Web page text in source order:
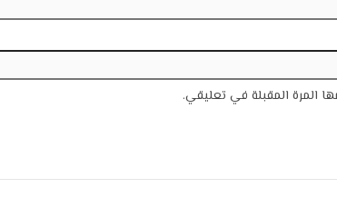
المرة المقبلة في تعليقي.